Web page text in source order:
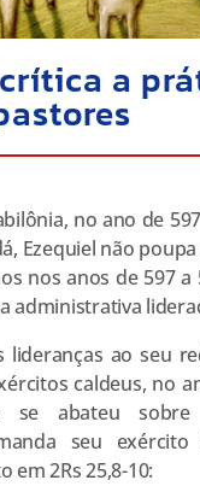
a
no ano de
Ezequiel não
nos anos de 597 a
administrativa
lideranças ao seu
caldeus, no
abateu sobre
seu
2Rs 25,8-10: